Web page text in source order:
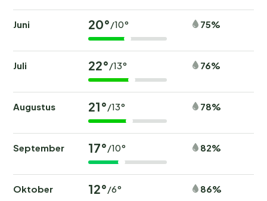
Juni 20°/10° 75%
Juli 22°/13° 76%
Augustus 21°/13° 78%
September 17°/10° 82%
Oktober 12°/6° 86%